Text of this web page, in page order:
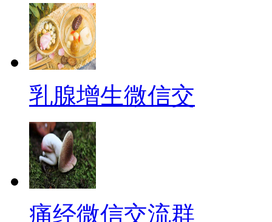
乳腺增生微信交
痛经微信交流群